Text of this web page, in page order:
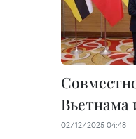
Вьетнама
02/12/2025 04:48